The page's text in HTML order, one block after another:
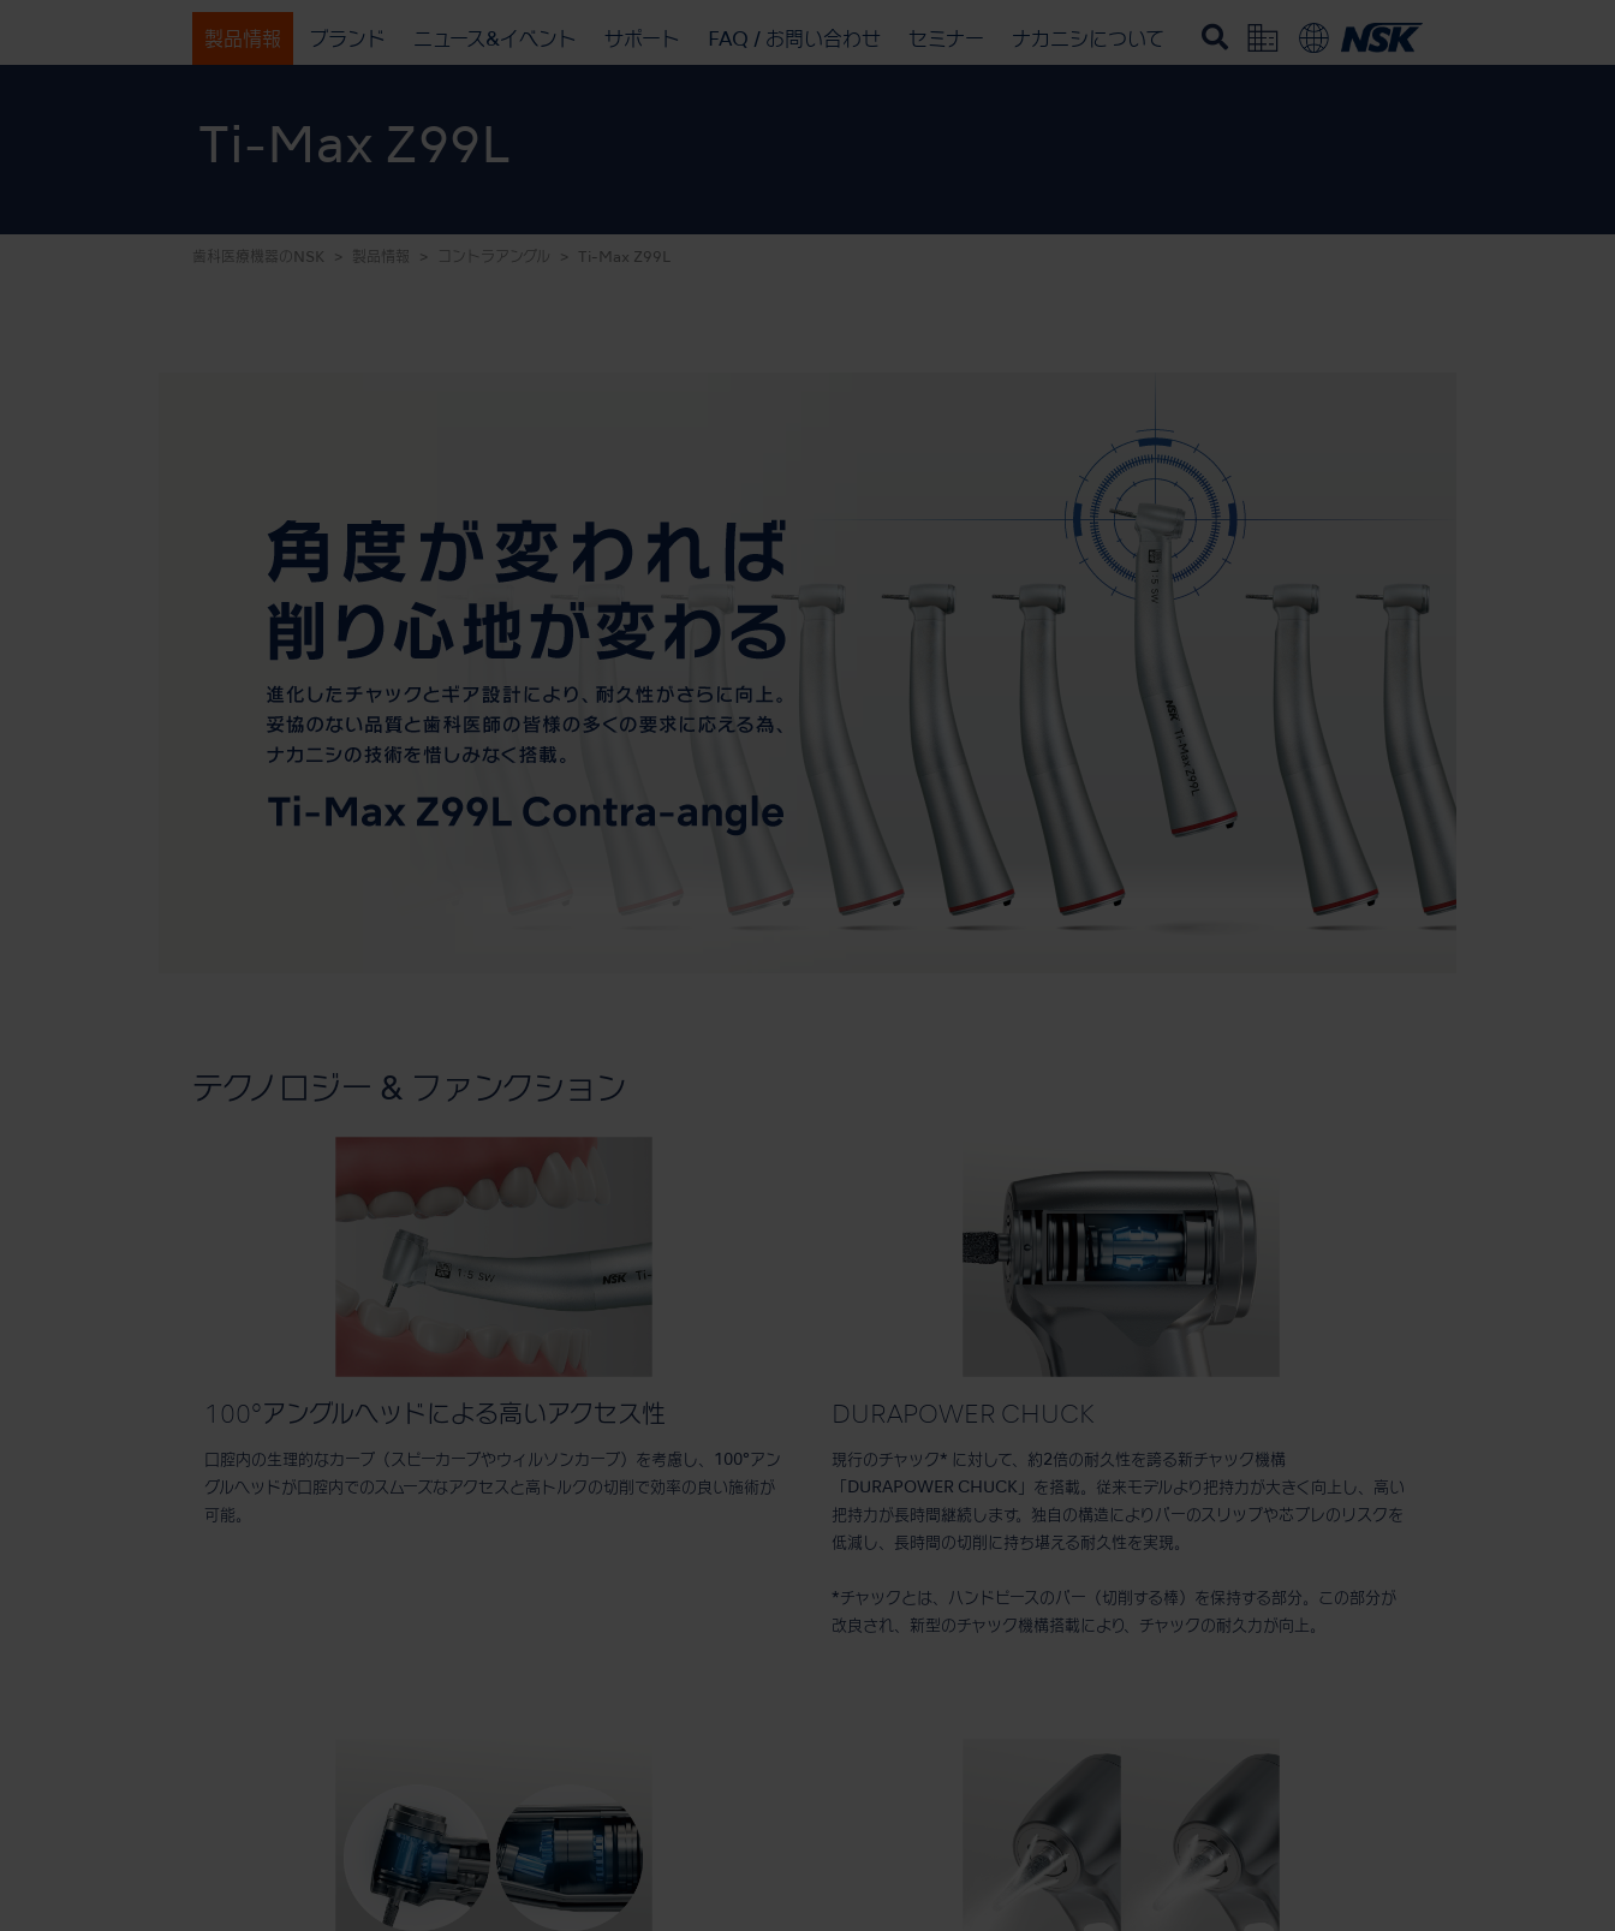
製品情報 ブランド ニュース&イベント サポート FAQ / お問い合わせ セミナー ナカニシについて
Ti-Max Z99L
歯科医療機器のNSK 製品情報 コントラアングル Ti-Max Z99L
テクノロジー & ファンクション
100°アングルヘッドによる高いアクセス性
口腔内の生理的なカーブ（スピーカーブやウィルソンカーブ）を考慮し、100°アン
グルヘッドが口腔内でのスムーズなアクセスと高トルクの切削で効率の良い施術が
可能。
DURAPOWER CHUCK
現行のチャック* に対して、約2倍の耐久性を誇る新チャック機構
「DURAPOWER CHUCK」を搭載。従来モデルより把持力が大きく向上し、高い
把持力が長時間継続します。独自の構造によりバーのスリップや芯ブレのリスクを
低減し、長時間の切削に持ち堪える耐久性を実現。
*チャックとは、ハンドピースのバー（切削する棒）を保持する部分。この部分が
改良され、新型のチャック機構搭載により、チャックの耐久力が向上。